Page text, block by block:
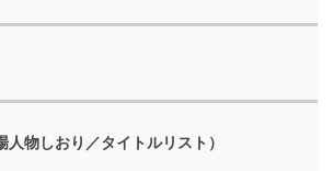
物しおり／タイトルリスト）